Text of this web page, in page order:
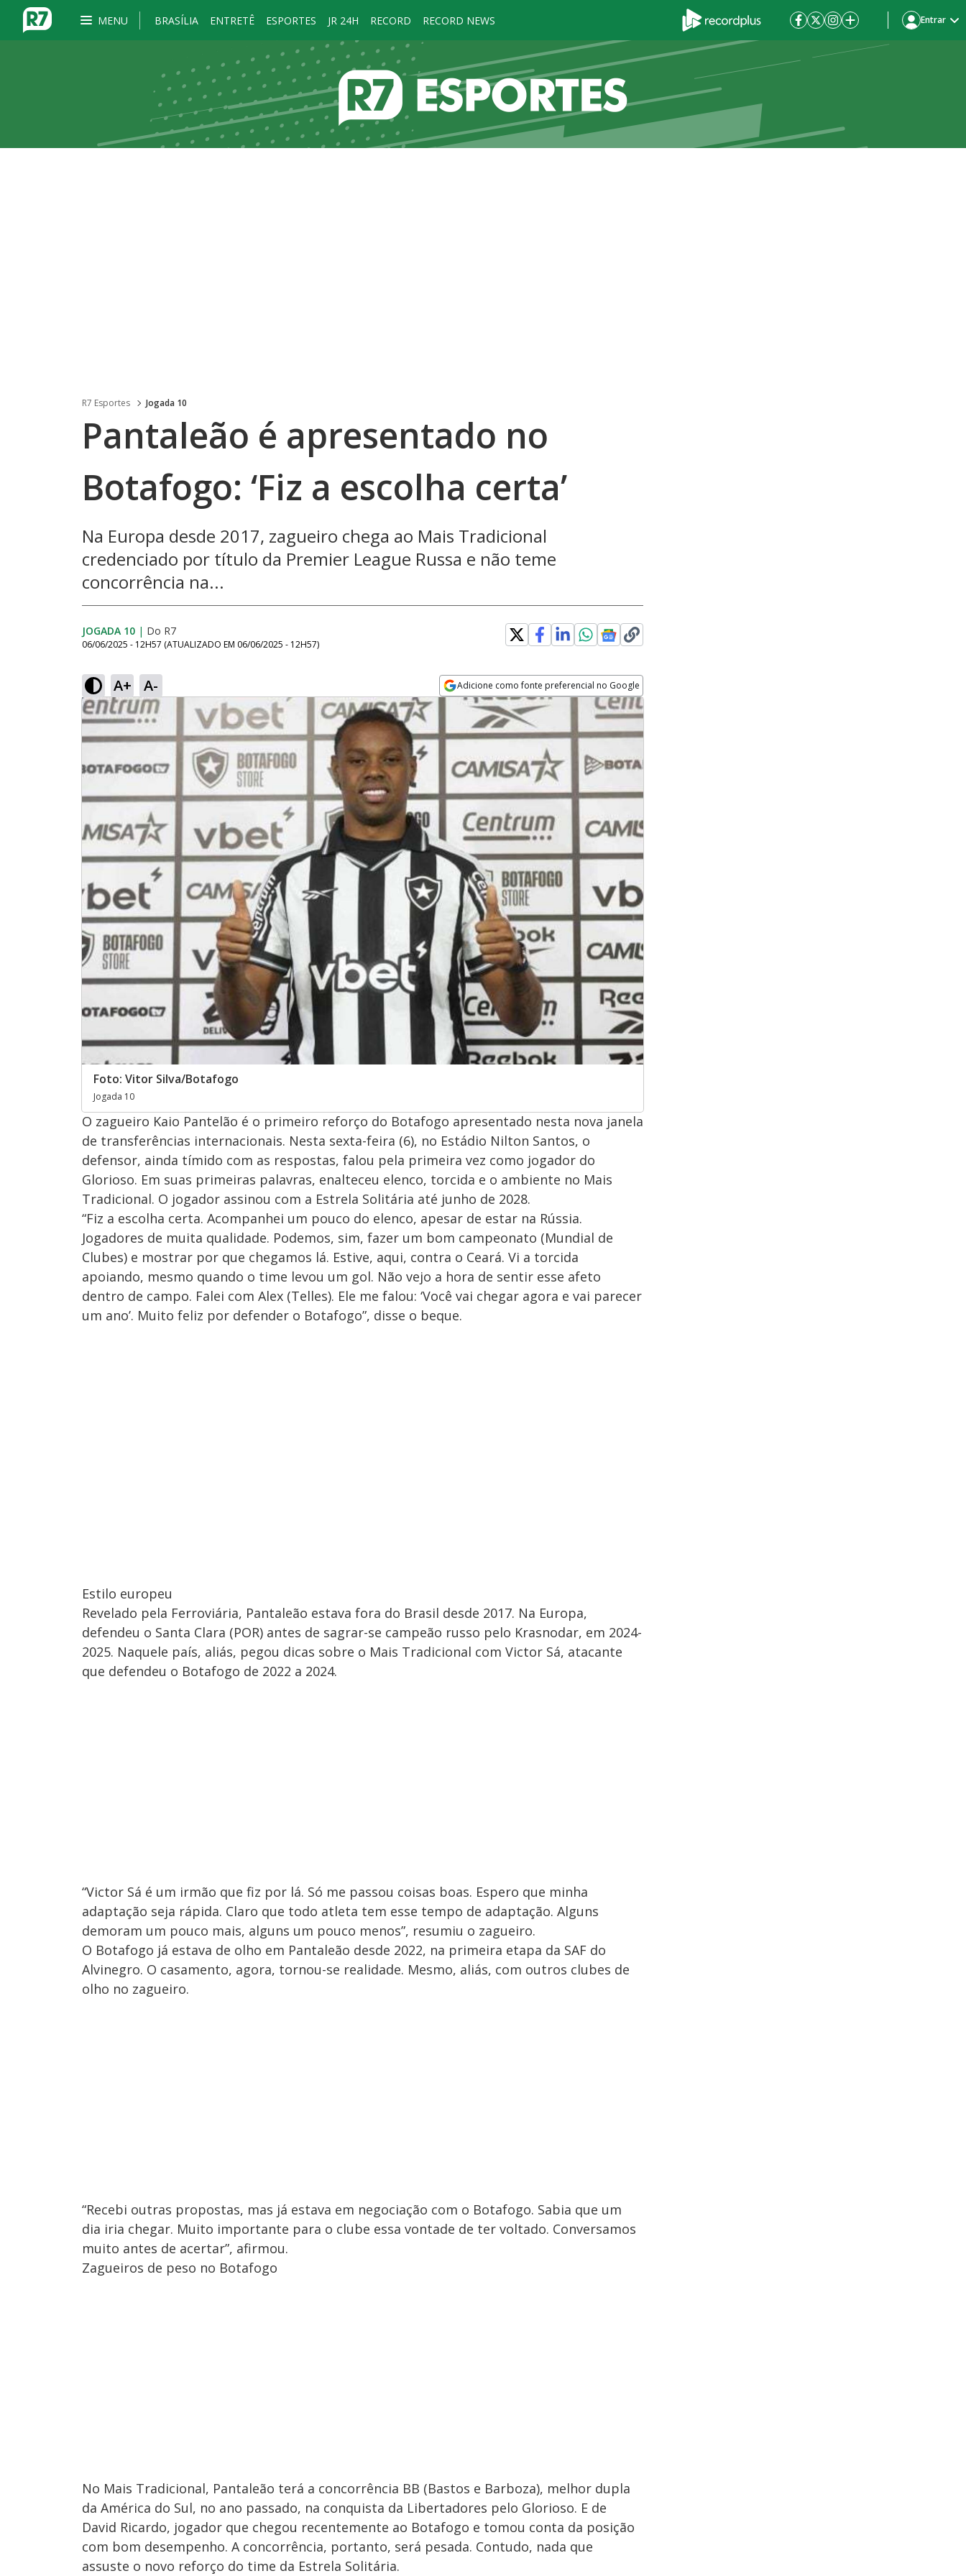
MENU BRASÍLIA ENTRETÊ ESPORTES JR 24H RECORD RECORD NEWS Entrar
R7 Esportes Jogada 10
Pantaleão é apresentado no
Botafogo: ‘Fiz a escolha certa’
Na Europa desde 2017, zagueiro chega ao Mais Tradicional
credenciado por título da Premier League Russa e não teme
concorrência na...
JOGADA 10 | Do R7
06/06/2025 - 12H57 (ATUALIZADO EM 06/06/2025 - 12H57)
A+ A- Adicione como fonte preferencial no Google
Opens in new window
Foto: Vitor Silva/Botafogo
Jogada 10
O zagueiro Kaio Pantelão é o primeiro reforço do Botafogo apresentado nesta nova janela
de transferências internacionais. Nesta sexta-feira (6), no Estádio Nilton Santos, o
defensor, ainda tímido com as respostas, falou pela primeira vez como jogador do
Glorioso. Em suas primeiras palavras, enalteceu elenco, torcida e o ambiente no Mais
Tradicional. O jogador assinou com a Estrela Solitária até junho de 2028.
“Fiz a escolha certa. Acompanhei um pouco do elenco, apesar de estar na Rússia.
Jogadores de muita qualidade. Podemos, sim, fazer um bom campeonato (Mundial de
Clubes) e mostrar por que chegamos lá. Estive, aqui, contra o Ceará. Vi a torcida
apoiando, mesmo quando o time levou um gol. Não vejo a hora de sentir esse afeto
dentro de campo. Falei com Alex (Telles). Ele me falou: ‘Você vai chegar agora e vai parecer
um ano’. Muito feliz por defender o Botafogo”, disse o beque.
Estilo europeu
Revelado pela Ferroviária, Pantaleão estava fora do Brasil desde 2017. Na Europa,
defendeu o Santa Clara (POR) antes de sagrar-se campeão russo pelo Krasnodar, em 2024-
2025. Naquele país, aliás, pegou dicas sobre o Mais Tradicional com Victor Sá, atacante
que defendeu o Botafogo de 2022 a 2024.
“Victor Sá é um irmão que fiz por lá. Só me passou coisas boas. Espero que minha
adaptação seja rápida. Claro que todo atleta tem esse tempo de adaptação. Alguns
demoram um pouco mais, alguns um pouco menos”, resumiu o zagueiro.
O Botafogo já estava de olho em Pantaleão desde 2022, na primeira etapa da SAF do
Alvinegro. O casamento, agora, tornou-se realidade. Mesmo, aliás, com outros clubes de
olho no zagueiro.
“Recebi outras propostas, mas já estava em negociação com o Botafogo. Sabia que um
dia iria chegar. Muito importante para o clube essa vontade de ter voltado. Conversamos
muito antes de acertar”, afirmou.
Zagueiros de peso no Botafogo
No Mais Tradicional, Pantaleão terá a concorrência BB (Bastos e Barboza), melhor dupla
da América do Sul, no ano passado, na conquista da Libertadores pelo Glorioso. E de
David Ricardo, jogador que chegou recentemente ao Botafogo e tomou conta da posição
com bom desempenho. A concorrência, portanto, será pesada. Contudo, nada que
assuste o novo reforço do time da Estrela Solitária.